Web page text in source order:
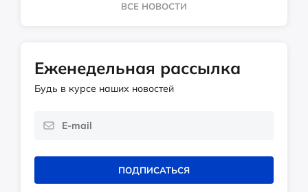
ВСЕ НОВОСТИ
Еженедельная рассылка
Будь в курсе наших новостей
ПОДПИСАТЬСЯ